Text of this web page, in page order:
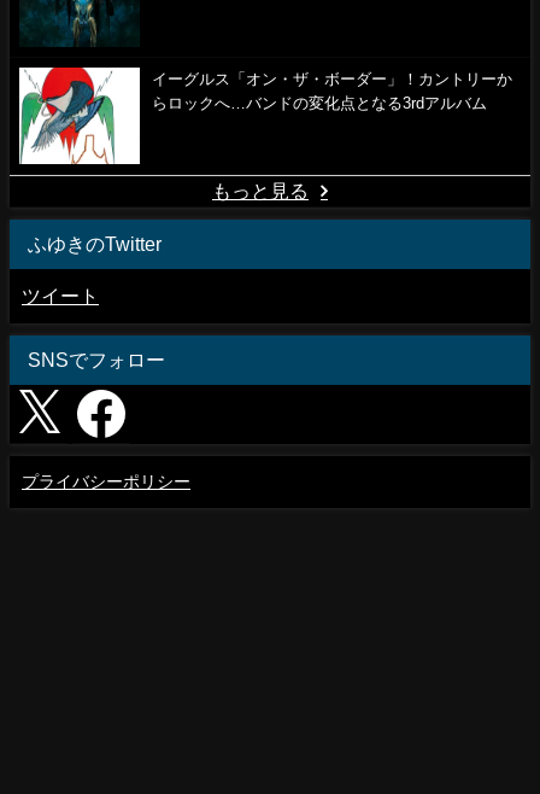
イーグルス「オン・ザ・ボーダー」！カントリーか
らロックへ…バンドの変化点となる3rdアルバム
もっと見る
ふゆきのTwitter
ツイート
SNSでフォロー
プライバシーポリシー